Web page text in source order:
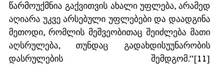
წარმოუქმნია გაქვითვის ახალი უფლება, არამედ
აღიარა უკვე არსებული უფლებები და დაადგინა
მეთოდი, რომლის მეშვეობითაც შეიძლება მათი
აღსრულება, თუნდაც გადახდისუუნარობის
დასრულების შემდგომ.”[11]